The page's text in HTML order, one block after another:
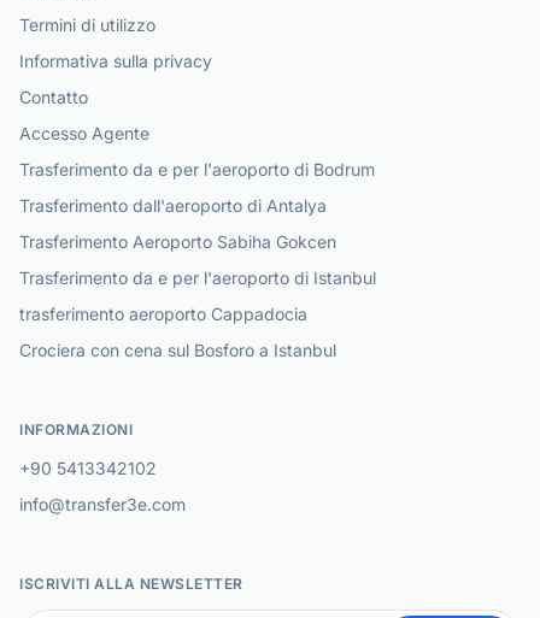
Termini di utilizzo
Informativa sulla privacy
Contatto
Accesso Agente
Trasferimento da e per l'aeroporto di Bodrum
Trasferimento dall'aeroporto di Antalya
Trasferimento Aeroporto Sabiha Gokcen
Trasferimento da e per l'aeroporto di Istanbul
trasferimento aeroporto Cappadocia
Crociera con cena sul Bosforo a Istanbul
INFORMAZIONI
+90 5413342102
info@transfer3e.com
ISCRIVITI ALLA NEWSLETTER